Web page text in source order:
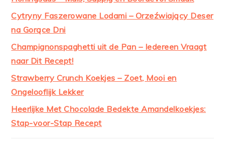
Cytryny Faszerowane Lodami – Orzeźwiający Deser
na Gorące Dni
Champignonspaghetti uit de Pan – Iedereen Vraagt
naar Dit Recept!
Strawberry Crunch Koekjes – Zoet, Mooi en
Ongelooflijk Lekker
Heerlijke Met Chocolade Bedekte Amandelkoekjes:
Stap-voor-Stap Recept